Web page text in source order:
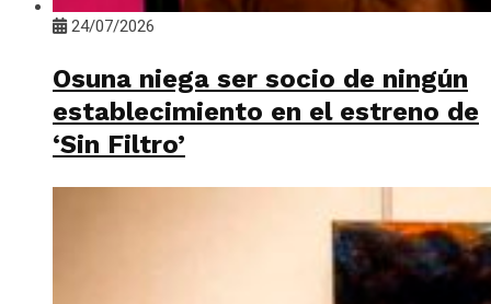
24/07/2026
Osuna niega ser socio de ningún
establecimiento en el estreno de
‘Sin Filtro’